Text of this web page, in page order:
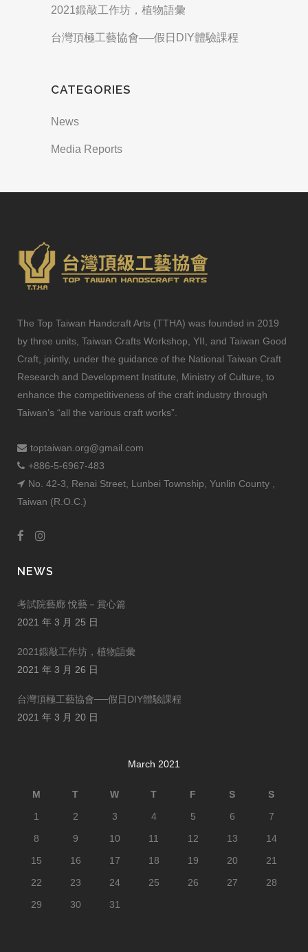
2021鍛敲工作坊，植物語彙
台灣頂極工藝協會──假日DIY體驗課程
CATEGORIES
News
Media Reports
The Top Taiwan Handcraft Arts (TTHA) was founded in 2019
by three units, Taiwan Crafts Workshop, YII, and Taiwan Good
Craft, jointly, under the guidance of the National Taiwan Craft
Research and Development Institute, Ministry of Culture, to
enhance the competitiveness of the craft industry through
Taiwan’s “all the various craft works”.
toptaiwan.org@gmail.com
+886-5-6967-483
No. 42-3, Renai Street, Lunbei Township, Yunlin County ,
Taiwan (R.O.C.)
NEWS
考試院藝廊 悅藝－賞心篇
2021 年 3 月 25 日
2021鍛敲工作坊，植物語彙
2021 年 3 月 26 日
台灣頂極工藝協會──假日DIY體驗課程
2021 年 3 月 20 日
March 2021
M T W T F S
S
1
2 3 4 5 6
7
8
9 10 11 12 13
14
15
16 17 18 19 20
21
22
23 24 25 26 27
28
29
30 31